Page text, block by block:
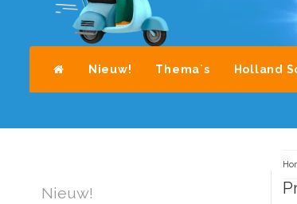
Nieuw! Thema`s Holland
Nieuw!